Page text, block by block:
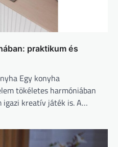
praktikum és
Egy konyha
tökéletes harmóniában
igazi kreatív játék is. A…